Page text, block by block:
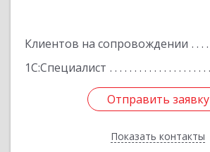
Клиентов на сопровождении
1С:Специалист
Отправить заявку
Показать контакты
Отправить заявку
Назад